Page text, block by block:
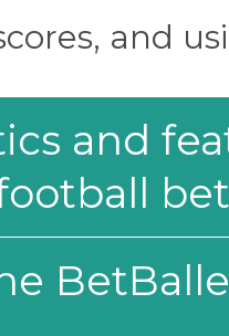
and
and